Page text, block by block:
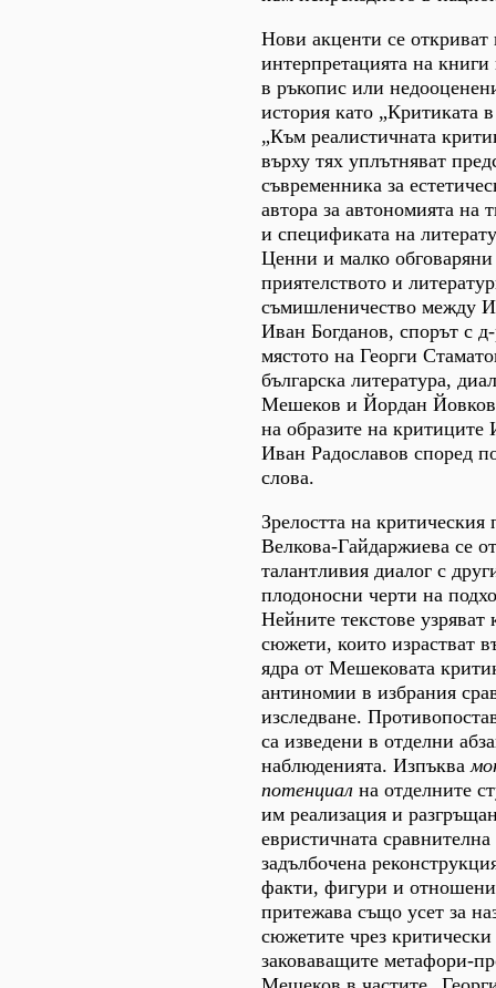
Нови акценти се откриват
интерпретацията на
в ръкопис или
история като „Критиката
„Към реалистичната
върху тях уплътняват
съвременника за
автора за автономията на
и спецификата на
Ценни и малко
приятелството и
съмишленичество между
Иван Богданов, спорът с
мястото на Георги
българска литература,
Мешеков и Йордан
на образите на
Иван Радославов според
слова.
Зрелостта на
Велкова-Гайдаржиева се
талантливия диалог с
плодоносни черти на
Нейните текстове узряват
сюжети, които израстват
ядра от Мешековата
антиномии в избрания
изследване.
са изведени в отделни
наблюденията. Изпъква
потенциал на отделните
им реализация и
евристичната сравнителна
задълбочена
факти, фигури и
притежава също усет за
сюжетите чрез
заковаващите метафори-